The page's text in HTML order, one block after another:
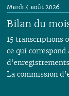
Bilan du
Mardi 4 août 2026
15 transcriptions
ce qui
La commission